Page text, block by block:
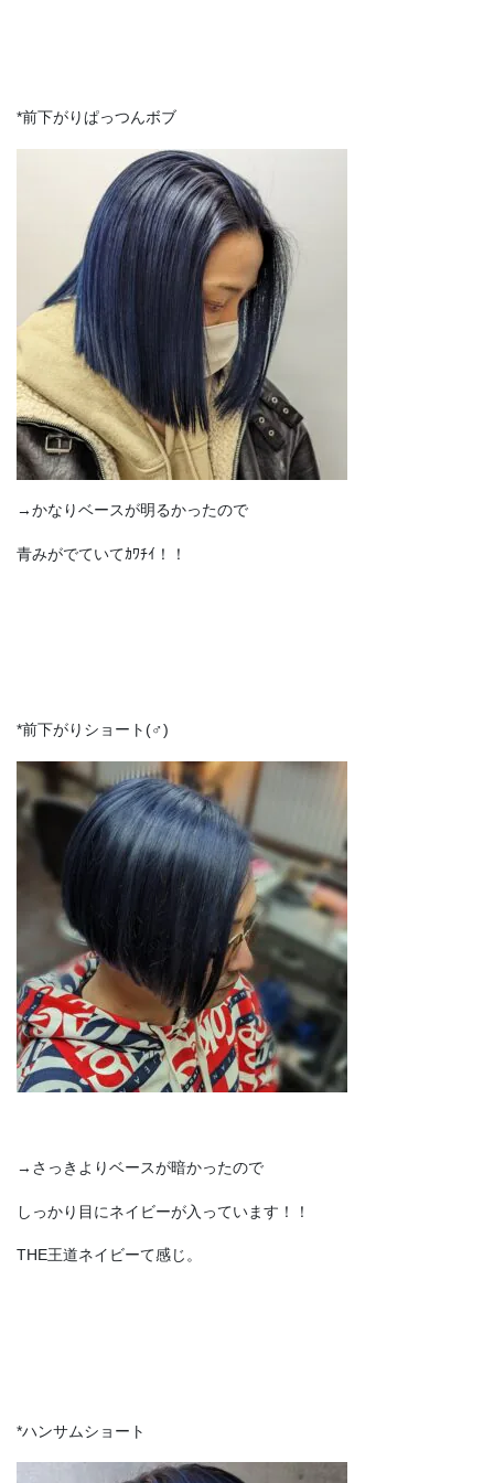
*前下がりぱっつんボブ
→かなりベースが明るかったので
青みがでていてｶﾜﾁｲ！！
*前下がりショート(♂)
→さっきよりベースが暗かったので
しっかり目にネイビーが入っています！！
THE王道ネイビーて感じ。
*ハンサムショート